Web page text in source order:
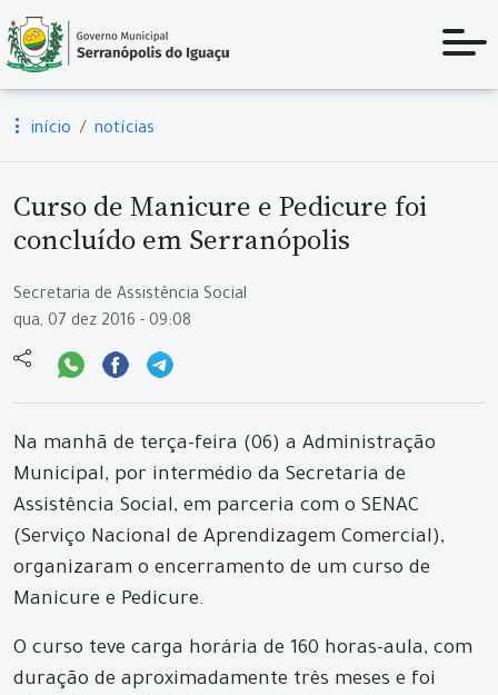
início notícias
Curso de Manicure e Pedicure foi
concluído em Serranópolis
Secretaria de Assistência Social
qua, 07 dez 2016 - 09:08
Na manhã de terça-feira (06) a Administração
Municipal, por intermédio da Secretaria de
Assistência Social, em parceria com o SENAC
(Serviço Nacional de Aprendizagem Comercial),
organizaram o encerramento de um curso de
Manicure e Pedicure.
O curso teve carga horária de 160 horas-aula, com
duração de aproximadamente três meses e foi